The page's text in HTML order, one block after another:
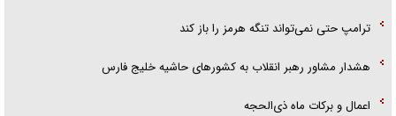
ترامپ حتی نمی‌تواند تنگه هرمز را باز کند
هشدار مشاور رهبر انقلاب به کشور‌های حاشیه خلیج فارس
اعمال و برکات ماه ذی‌الحجه